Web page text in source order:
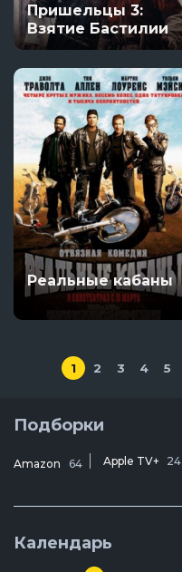
Пришельцы 3:
Взятие Бастилии
Реальные кабаны
1 2 3 4 5
Подборки
Amazon 64 Apple TV+ 24
Календарь